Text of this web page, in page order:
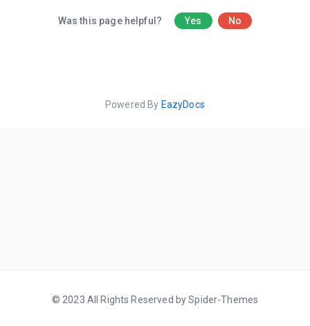
Was this page helpful? Yes No
Powered By EazyDocs
© 2023 All Rights Reserved by Spider-Themes